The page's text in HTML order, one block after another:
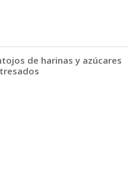
de harinas y azúcares